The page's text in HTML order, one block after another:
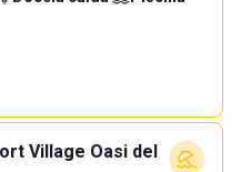
Village Oasi del